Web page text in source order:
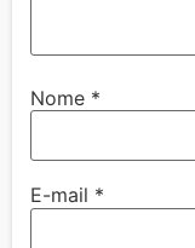
Nome *
E-mail *